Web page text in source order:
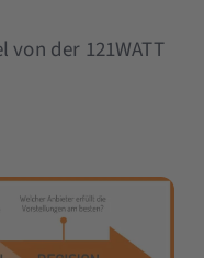
der 121WATT